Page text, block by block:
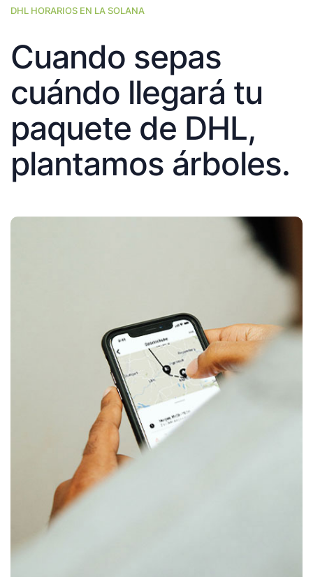
DHL HORARIOS EN LA SOLANA
Cuando sepas
cuándo llegará tu
paquete de DHL,
plantamos árboles.